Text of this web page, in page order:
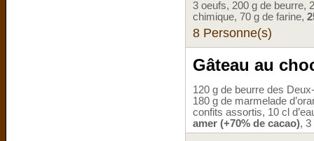
3 oeufs, 200 g de beurre,
chimique, 70 g de farine,
8 Personne(s)
Gâteau au
120 g de beurre des
180 g de marmelade
confits assortis, 10 cl
amer (+70% de cacao), 3